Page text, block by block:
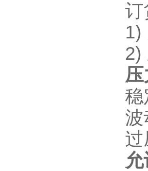
订
1)
2)
稳